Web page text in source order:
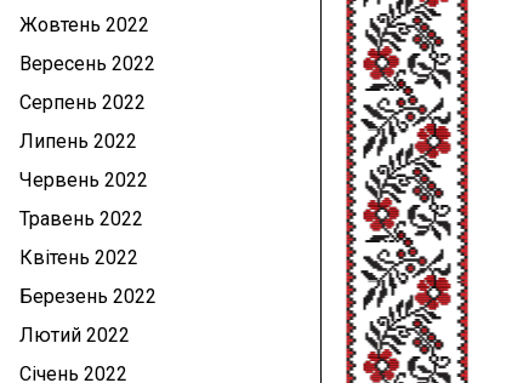
Жовтень 2022
Вересень 2022
Серпень 2022
Липень 2022
Червень 2022
Травень 2022
Квітень 2022
Березень 2022
Лютий 2022
Січень 2022